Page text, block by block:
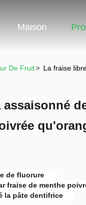
Maison
De Fruit> La fraise
de fluorure
fraise de menthe
la pâte dentifrice